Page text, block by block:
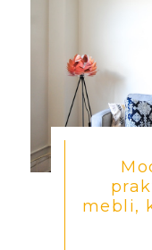
mebli,